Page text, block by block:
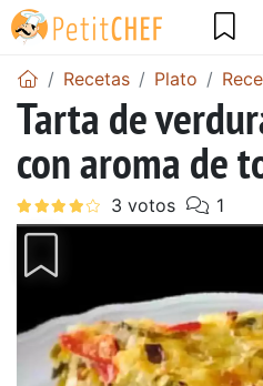
Recetas Plato
Tarta de
con aroma de